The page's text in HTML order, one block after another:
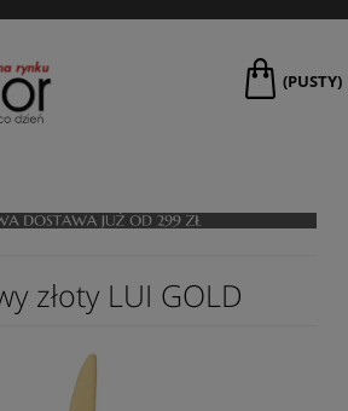
(PUSTY)
złoty LUI GOLD